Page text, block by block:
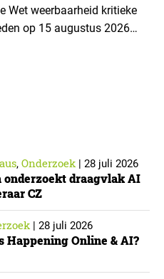
Wet weerbaarheid kritieke
op 15 augustus 2026
, Onderzoek| 28 juli 2026
onderzoekt draagvlak AI
CZ
| 28 juli 2026
Happening Online & AI?